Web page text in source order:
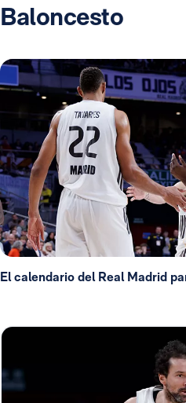
Baloncesto
El calendario del Real Madrid